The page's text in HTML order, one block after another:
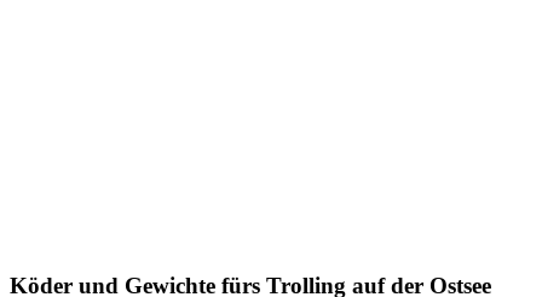
Köder und Gewichte fürs Trolling auf der Ostsee